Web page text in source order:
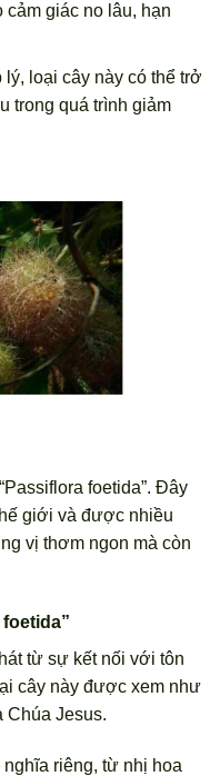
cảm giác no lâu, hạn
loại cây này có thể trở
trong quá trình giảm
foetida”. Đây
giới và được nhiều
vị thơm ngon mà còn
từ sự kết nối với tôn
cây này được xem như
Chúa Jesus.
riêng, từ nhị hoa